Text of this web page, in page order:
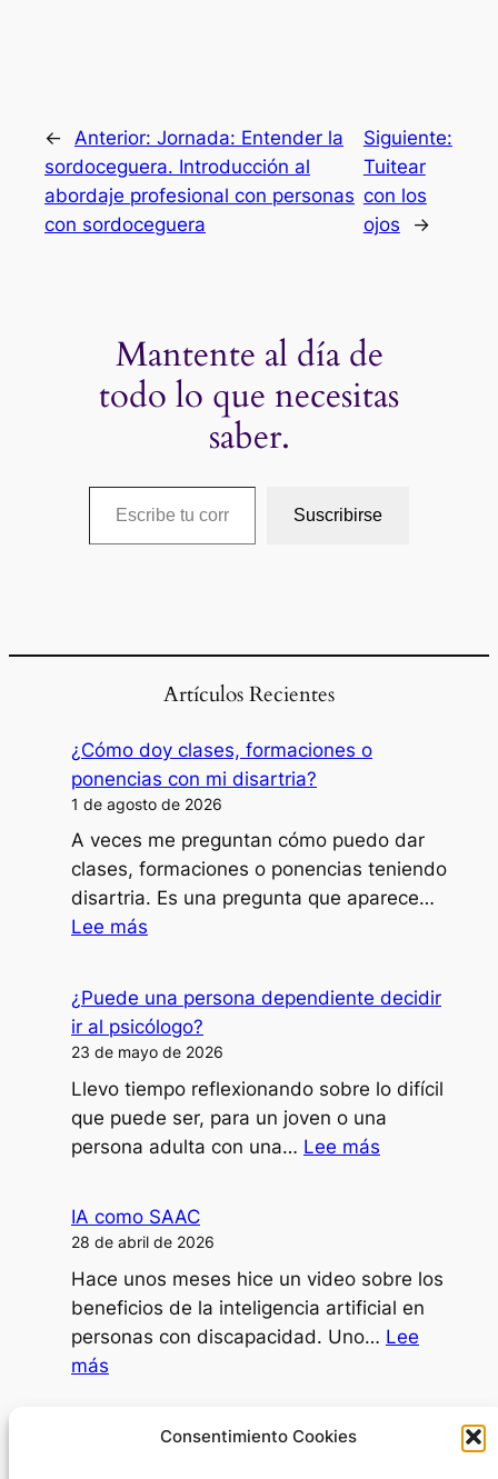
Consentimiento Cookies
← Anterior: Jornada: Entender la
sordoceguera. Introducción al
abordaje profesional con personas
con sordoceguera
Siguiente:
Tuitear
con los
ojos
→
Mantente al día de
todo lo que necesitas
saber.
Escribe tu correo electrónico…
Suscribirse
Artículos Recientes
¿Cómo doy clases, formaciones o
ponencias con mi disartria?
1 de agosto de 2026
A veces me preguntan cómo puedo dar
clases, formaciones o ponencias teniendo
disartria. Es una pregunta que aparece…
Lee más
clases,
formaciones
ponencias
con
mi
¿Puede una persona dependiente decidir
ir al psicólogo?
23 de mayo de 2026
Llevo tiempo reflexionando sobre lo difícil
que puede ser, para un joven o una
persona adulta con una… Lee más
decidir
ir
al
IA como SAAC
28 de abril de 2026
Hace unos meses hice un video sobre los
beneficios de la inteligencia artificial en
personas con discapacidad. Uno… Lee
más
Día Internacional de la Mujer